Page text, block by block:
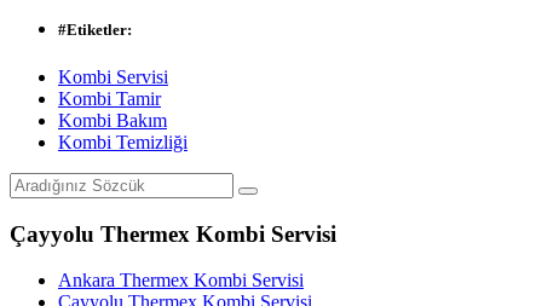
#Etiketler:
Kombi Servisi
Kombi Tamir
Kombi Bakım
Kombi Temizliği
Çayyolu Thermex Kombi Servisi
Ankara Thermex Kombi Servisi